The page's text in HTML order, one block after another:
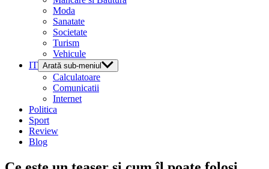
Moda
Sanatate
Societate
Turism
Vehicule
IT Arată sub-meniul
Calculatoare
Comunicatii
Internet
Politica
Sport
Review
Blog